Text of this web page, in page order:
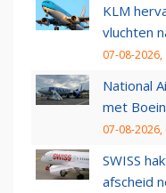
KLM
vluchten
07-08-2026,
National
met
07-08-2026,
SWISS
afscheid